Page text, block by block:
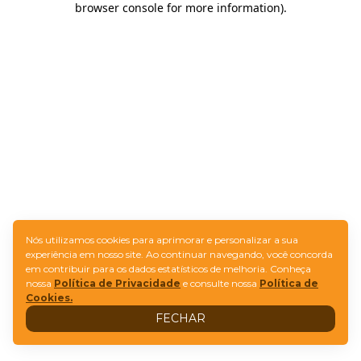
browser console for more information).
Nós utilizamos cookies para aprimorar e personalizar a sua
experiência em nosso site. Ao continuar navegando, você concorda
em contribuir para os dados estatísticos de melhoria. Conheça
nossa Política de Privacidade e consulte nossa Política de
Cookies.
FECHAR